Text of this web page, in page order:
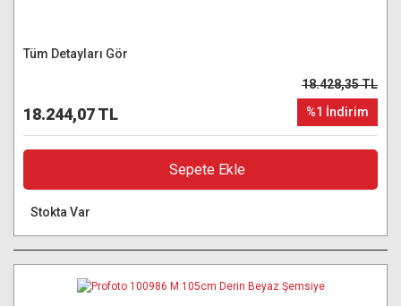
Tüm Detayları Gör
18.244,07 TL
18.428,35 TL
%1 İndirim
Sepete Ekle
Stokta Var